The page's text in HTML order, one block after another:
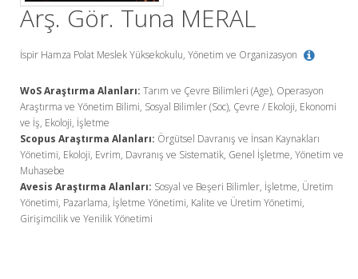
Arş. Gör. Tuna MERAL
İspir Hamza Polat Meslek Yüksekokulu, Yönetim ve Organizasyon
WoS Araştırma Alanları: Tarım ve Çevre Bilimleri (Age), Operasyon
Araştırma ve Yönetim Bilimi, Sosyal Bilimler (Soc), Çevre / Ekoloji, Ekonomi
ve İş, Ekoloji, İşletme
Scopus Araştırma Alanları: Örgütsel Davranış ve İnsan Kaynakları
Yönetimi, Ekoloji, Evrim, Davranış ve Sistematik, Genel İşletme, Yönetim ve
Muhasebe
Avesis Araştırma Alanları: Sosyal ve Beşeri Bilimler, İşletme, Üretim
Yönetimi, Pazarlama, İşletme Yönetimi, Kalite ve Üretim Yönetimi,
Girişimcilik ve Yenilik Yönetimi